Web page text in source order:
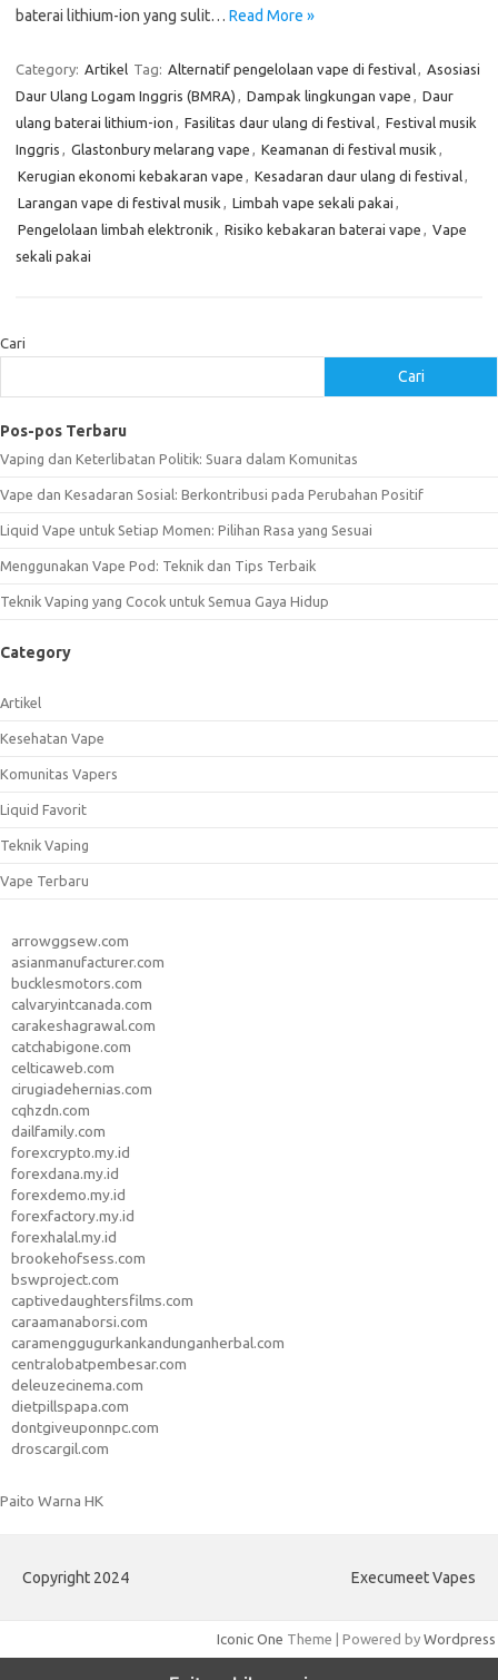
baterai lithium-ion yang sulit… Read More »
Category: Artikel Tag: Alternatif pengelolaan vape di festival, Asosiasi
Daur Ulang Logam Inggris (BMRA) , Dampak lingkungan vape , Daur
ulang baterai lithium-ion , Fasilitas daur ulang di festival, Festival musik
Inggris , Glastonbury melarang vape , Keamanan di festival musik ,
Kerugian ekonomi kebakaran vape , Kesadaran daur ulang di festival,
Larangan vape di festival musik , Limbah vape sekali pakai ,
Pengelolaan limbah elektronik , Risiko kebakaran baterai vape , Vape
sekali pakai
Cari
Cari
Pos-pos Terbaru
Vaping dan Keterlibatan Politik: Suara dalam Komunitas
Vape dan Kesadaran Sosial: Berkontribusi pada Perubahan Positif
Liquid Vape untuk Setiap Momen: Pilihan Rasa yang Sesuai
Menggunakan Vape Pod: Teknik dan Tips Terbaik
Teknik Vaping yang Cocok untuk Semua Gaya Hidup
Category
Artikel
Kesehatan Vape
Komunitas Vapers
Liquid Favorit
Teknik Vaping
Vape Terbaru
arrowggsew.com
asianmanufacturer.com
bucklesmotors.com
calvaryintcanada.com
carakeshagrawal.com
catchabigone.com
celticaweb.com
cirugiadehernias.com
cqhzdn.com
dailfamily.com
forexcrypto.my.id
forexdana.my.id
forexdemo.my.id
forexfactory.my.id
forexhalal.my.id
brookehofsess.com
bswproject.com
captivedaughtersfilms.com
caraamanaborsi.com
caramenggugurkankandunganherbal.com
centralobatpembesar.com
deleuzecinema.com
dietpillspapa.com
dontgiveuponnpc.com
droscargil.com
Paito Warna HK
Copyright 2024 Execumeet Vapes
Iconic One Theme | Powered by Wordpress